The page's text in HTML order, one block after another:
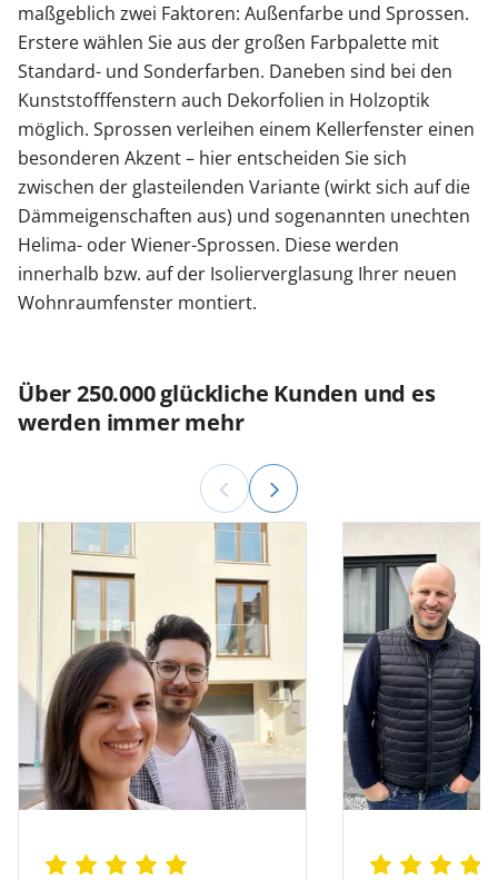
maßgeblich zwei Faktoren: Außenfarbe und Sprossen.
Erstere wählen Sie aus der großen Farbpalette mit
Standard- und Sonderfarben. Daneben sind bei den
Kunststofffenstern auch Dekorfolien in Holzoptik
möglich. Sprossen verleihen einem Kellerfenster einen
besonderen Akzent – hier entscheiden Sie sich
zwischen der glasteilenden Variante (wirkt sich auf die
Dämmeigenschaften aus) und sogenannten unechten
Helima- oder Wiener-Sprossen. Diese werden
innerhalb bzw. auf der Isolierverglasung Ihrer neuen
Wohnraumfenster montiert.
Über 250.000 glückliche Kunden und es
werden immer mehr